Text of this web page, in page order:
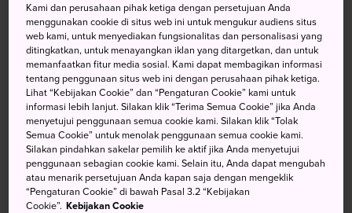
Tinggi diGunung Nachi
, Kuil Agung Kumano Nachi
Taisha yang berwarna oranye dan putih yang cerah
mengabadikan 12 dewa Kumano dan dewaAir Terjun
Nachi
.
Salah satu kuil yang termasuk dalam Kumano Sanzan, kuil
ini adalah tujuan utama perjalanan ziarahRute Ziarah
Kumano Kodo
yang bersejarah.
Kami dan perusahaan pihak ketiga dengan persetujuan Anda
menggunakan cookie di situs web ini untuk mengukur audiens situs
web kami, untuk menyediakan fungsionalitas dan personalisasi yang
ditingkatkan, untuk menayangkan iklan yang ditargetkan, dan untuk
memanfaatkan fitur media sosial. Kami dapat membagikan informasi
tentang penggunaan situs web ini dengan perusahaan pihak ketiga.
Lihat “Kebijakan Cookie” dan “Pengaturan Cookie” kami untuk
informasi lebih lanjut. Silakan klik “Terima Semua Cookie” jika Anda
menyetujui penggunaan semua cookie kami. Silakan klik “Tolak
Semua Cookie” untuk menolak penggunaan semua cookie kami.
Silakan pindahkan sakelar pemilih ke aktif jika Anda menyetujui
penggunaan sebagian cookie kami. Selain itu, Anda dapat mengubah
atau menarik persetujuan Anda kapan saja dengan mengeklik
“Pengaturan Cookie” di bawah Pasal 3.2 “Kebijakan
Cookie”. Kebijakan Cookie